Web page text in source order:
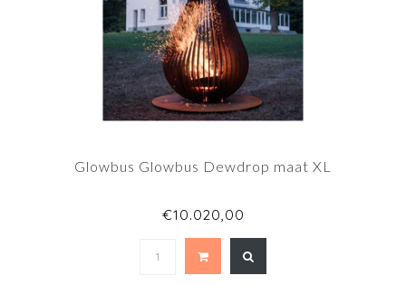
Glowbus Glowbus Dewdrop maat XL
€10.020,00